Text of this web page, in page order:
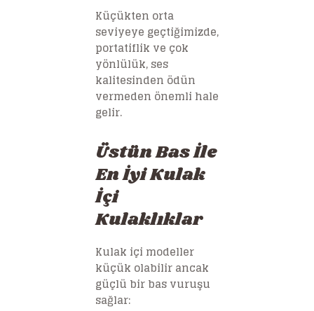
Küçükten orta
seviyeye geçtiğimizde,
portatiflik ve çok
yönlülük, ses
kalitesinden ödün
vermeden önemli hale
gelir.
Üstün Bas İle
En İyi Kulak
İçi
Kulaklıklar
Kulak içi modeller
küçük olabilir ancak
güçlü bir bas vuruşu
sağlar: